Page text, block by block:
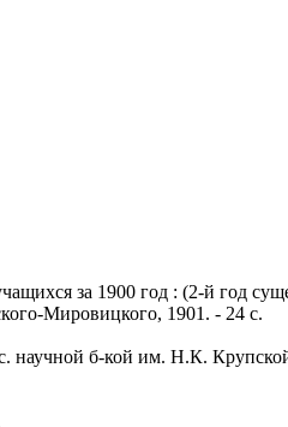
за 1900 год : (2-й год
Мировицкого, 1901. - 24 с.
научной б-кой им. Н.К.